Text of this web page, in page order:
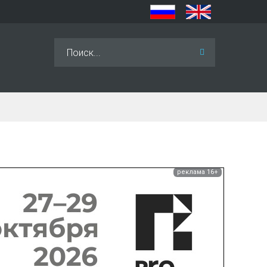
реклама 16+